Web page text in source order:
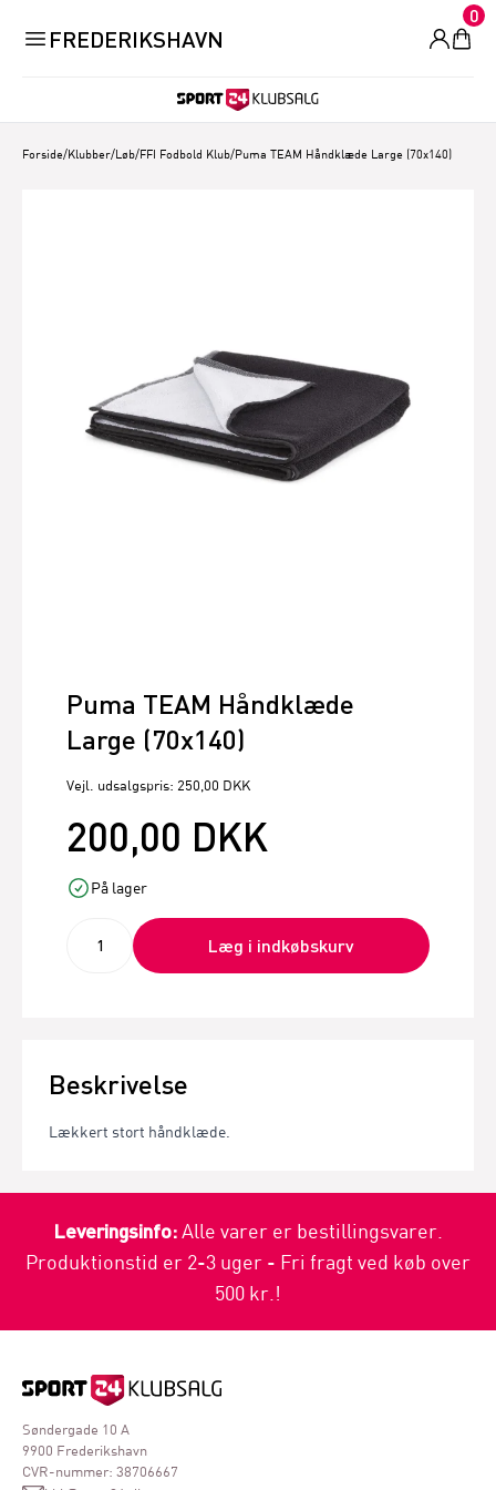
FREDERIKSHAVN
0
Forside/Klubber/Løb/FFI Fodbold Klub/Puma TEAM Håndklæde Large (70x140)
Puma TEAM Håndklæde
Large (70x140)
Vejl. udsalgspris: 250,00 DKK
200,00 DKK
På lager
Læg i indkøbskurv
Beskrivelse
Lækkert stort håndklæde.
Leveringsinfo:Alle varer er bestillingsvarer.
Produktionstid er 2-3 uger - Fri fragt ved køb over
500 kr.!
Søndergade 10 A
9900 Frederikshavn
CVR-nummer: 38706667